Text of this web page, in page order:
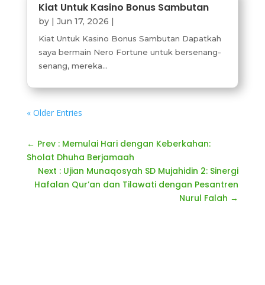
Kiat Untuk Kasino Bonus Sambutan
by | Jun 17, 2026 |
Kiat Untuk Kasino Bonus Sambutan Dapatkah
saya bermain Nero Fortune untuk bersenang-
senang, mereka...
« Older Entries
← Prev : Memulai Hari dengan Keberkahan:
Sholat Dhuha Berjamaah
Next : Ujian Munaqosyah SD Mujahidin 2: Sinergi
Hafalan Qur’an dan Tilawati dengan Pesantren
Nurul Falah →